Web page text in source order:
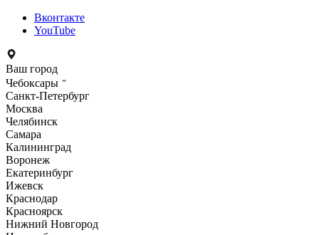
Вконтакте
YouTube
Ваш город
Чебоксары
Санкт-Петербург
Москва
Челябинск
Самара
Калининград
Воронеж
Екатеринбург
Ижевск
Краснодар
Красноярск
Нижний Новгород